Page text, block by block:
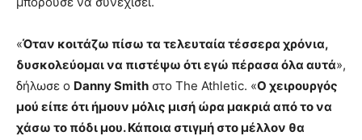
«Όταν κοιτάζω πίσω τα τελευταία τέσσερα χρόνια,
δυσκολεύομαι να πιστέψω ότι εγώ πέρασα όλα αυτά»,
δήλωσε ο Danny Smith στο The Athletic. «Ο χειρουργός
μού είπε ότι ήμουν μόλις μισή ώρα μακριά από το να
χάσω το πόδι μου. Κάποια στιγμή στο μέλλον θα